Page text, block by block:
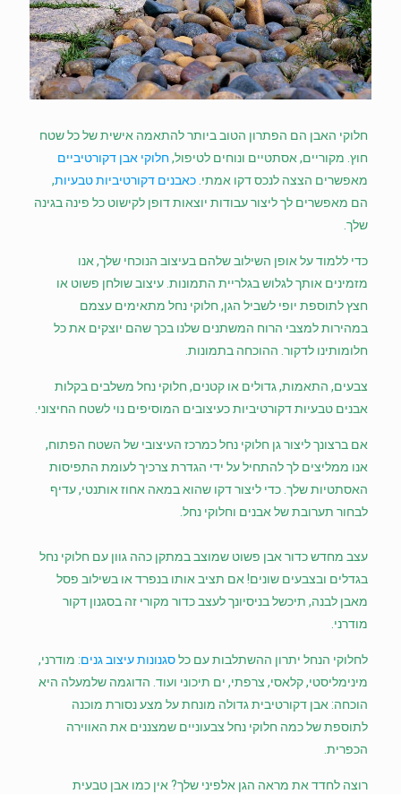
format_underlined הוסף קו תחתון לקישורים
font_download סמן קישורים
לאפס
את
האפשרויות
cached
השארת משוב
הצהרת נגישות
חלוקי האבן הם הפתרון הטוב ביותר להתאמה אישית של כל שטח
חוץ. מקוריים, אסתטיים ונוחים לטיפול,חלוקי אבן דקורטיביים
מאפשרים הצצה לנכס דקו אמתי. כאבנים דקורטיביות טבעיות,
הם מאפשרים לך ליצור עבודות יוצאות דופן לקישוט כל פינה בגינה
שלך.
כדי ללמוד על אופן השילוב שלהם בעיצוב הנוכחי שלך, אנו
מזמינים אותך לגלוש בגלריית התמונות. עיצוב שולחן פשוט או
חצץ לתוספת יופי לשביל הגן, חלוקי נחל מתאימים עצמם
במהירות למצבי הרוח המשתנים שלנו בכך שהם יוצקים את כל
חלומותינו לדקור. ההוכחה בתמונות.
צבעים, התאמות, גדולים או קטנים, חלוקי נחל משלבים בקלות
אבנים טבעיות דקורטיביות כעיצובים המוסיפים נוי לשטח החיצוני.
אם ברצונך ליצור גן חלוקי נחל כמרכז העיצובי של השטח הפתוח,
אנו ממליצים לך להתחיל על ידי הגדרת צרכיך לעומת התפיסות
האסתטיות שלך. כדי ליצור דקו שהוא במאה אחוז אותנטי, עדיף
לבחור תערובת של אבנים וחלוקי נחל.
עצב מחדש כדור אבן פשוט שמוצב במתקן כהה גוון עם חלוקי נחל
בגדלים ובצבעים שונים! אם תציב אותו בנפרד או בשילוב פסל
מאבן לבנה, תיכשל בניסיונך לעצב כדור מקורי זה בסגנון דקור
מודרני.
לחלוקי הנחל יתרון ההשתלבות עם כלסגנונות עיצוב גנים: מודרני,
מינימליסטי, קלאסי, צרפתי, ים תיכוני ועוד. הדוגמה שלמעלה היא
הוכחה: אבן דקורטיבית גדולה מונחת על מצע נסורת מוכנה
לתוספת של כמה חלוקי נחל צבעוניים שמצננים את האווירה
הכפרית.
רוצה לחדד את מראה הגן אלפיני שלך? אין כמו אבן טבעית